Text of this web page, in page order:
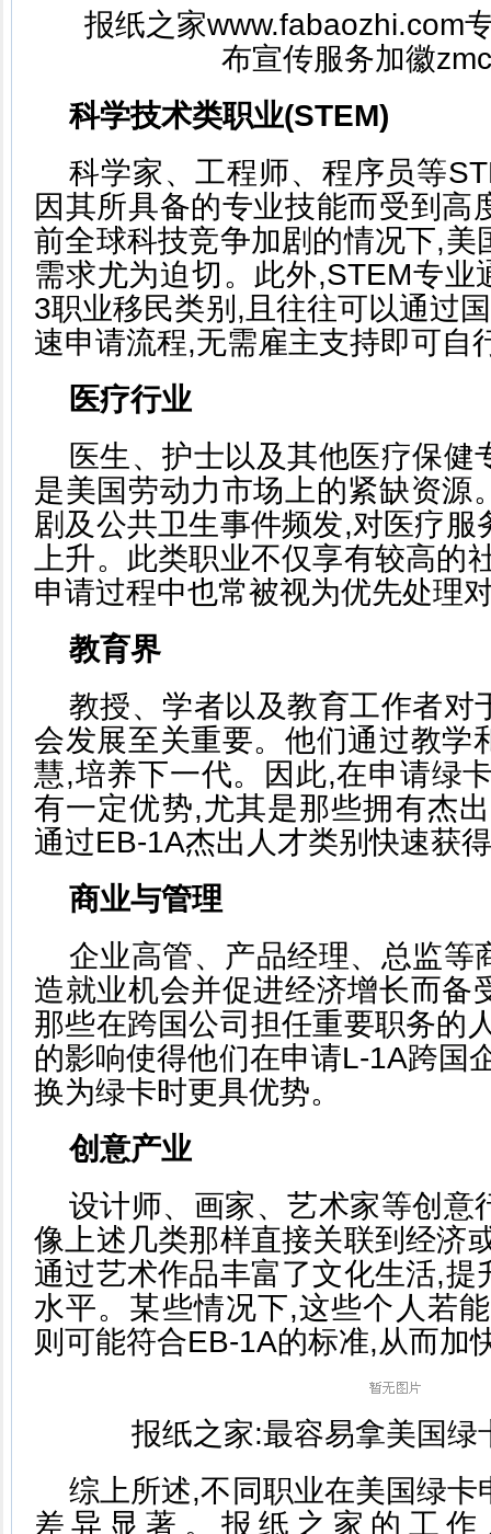
报纸之家www.fabaozhi.com
布宣传服务加徽
科学技术类职业(STEM)
科学家、工程师、程序员等
因其所具备的专业技能而受到高
前全球科技竞争加剧的情况下,美
需求尤为迫切。此外,STEM专业
3职业移民类别,且往往可以通过
速申请流程,无需雇主支持即可自
医疗行业
医生、护士以及其他医疗保健
是美国劳动力市场上的紧缺资源
剧及公共卫生事件频发,对医疗服
上升。此类职业不仅享有较高的
申请过程中也常被视为优先处理
教育界
教授、学者以及教育工作者对
会发展至关重要。他们通过教学
慧,培养下一代。因此,在申请绿
有一定优势,尤其是那些拥有杰
通过EB-1A杰出人才类别快速获
商业与管理
企业高管、产品经理、总监等
造就业机会并促进经济增长而备
那些在跨国公司担任重要职务的
的影响使得他们在申请L-1A跨国
换为绿卡时更具优势。
创意产业
设计师、画家、艺术家等创意
像上述几类那样直接关联到经济
通过艺术作品丰富了文化生活,提
水平。某些情况下,这些个人若
则可能符合EB-1A的标准,从而加
报纸之家:最容易拿美国绿
综上所述,不同职业在美国绿卡
差异显著。报纸之家的工